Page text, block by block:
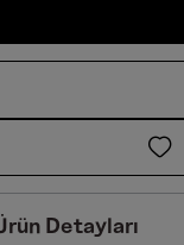
Detayları